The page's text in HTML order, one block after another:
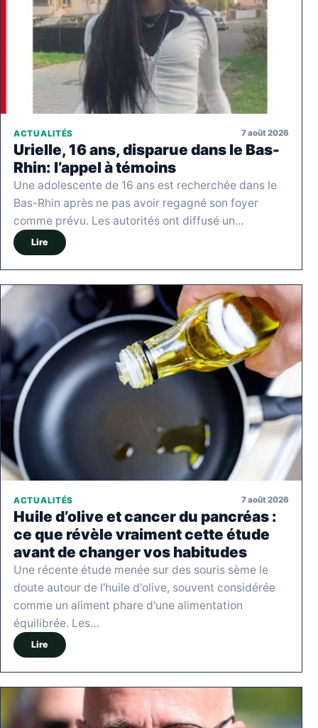
ACTUALITÉS 7 août 2026
Urielle, 16 ans, disparue dans le Bas-
Rhin: l’appel à témoins
Une adolescente de 16 ans est recherchée dans le
Bas-Rhin après ne pas avoir regagné son foyer
comme prévu. Les autorités ont diffusé un…
Lire
ACTUALITÉS 7 août 2026
Huile d’olive et cancer du pancréas :
ce que révèle vraiment cette étude
avant de changer vos habitudes
Une récente étude menée sur des souris sème le
doute autour de l'huile d'olive, souvent considérée
comme un aliment phare d'une alimentation
équilibrée. Les…
Lire